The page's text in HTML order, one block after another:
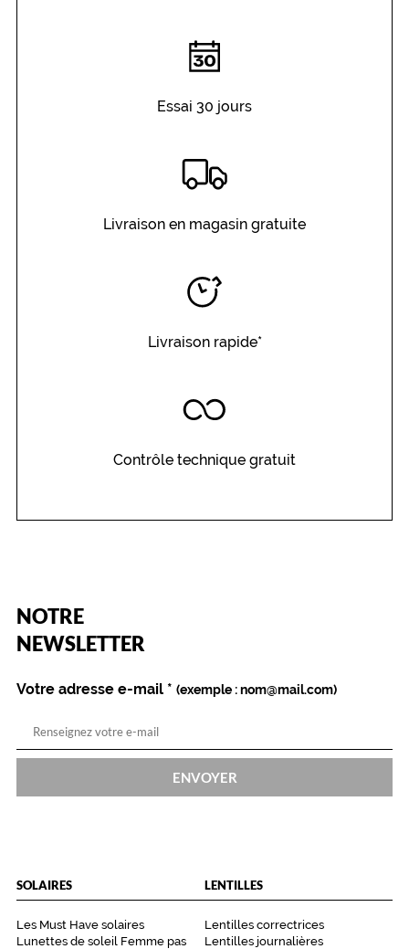
Essai 30 jours
Livraison en magasin gratuite
Livraison rapide*
Contrôle technique gratuit
NOTRE
NEWSLETTER
Name
Votre adresse e-mail *
(Ce
champ
est
obligatoire)
(exemple : nom@mail.com)
ENVOYER
SOLAIRES
Les Must Have solaires
Lunettes de soleil Femme pas
LENTILLES
Lentilles correctrices
Lentilles journalières